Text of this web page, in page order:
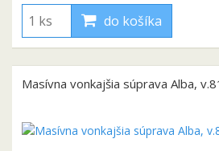
do košíka
Masívna vonkajšia súprava Alba,